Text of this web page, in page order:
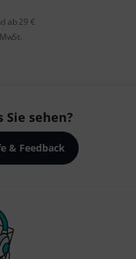
ab 29 €
sehen?
& Feedback